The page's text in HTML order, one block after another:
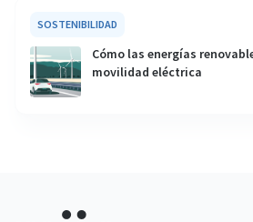
SOSTENIBILIDAD
Cómo las energías
movilidad eléctrica